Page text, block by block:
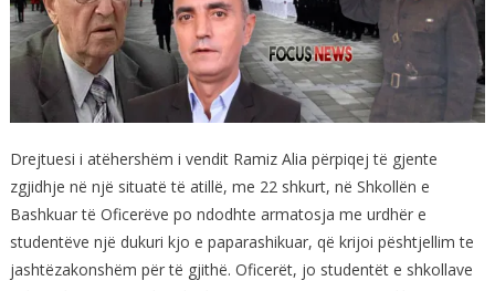
Drejtuesi i atëhershëm i vendit Ramiz Alia përpiqej të gjente
zgjidhje në një situatë të atillë, me 22 shkurt, në Shkollën e
Bashkuar të Oficerëve po ndodhte armatosja me urdhër e
studentëve një dukuri kjo e paparashikuar, që krijoi pështjellim te
jashtëzakonshëm për të gjithë. Oficerët, jo studentët e shkollave